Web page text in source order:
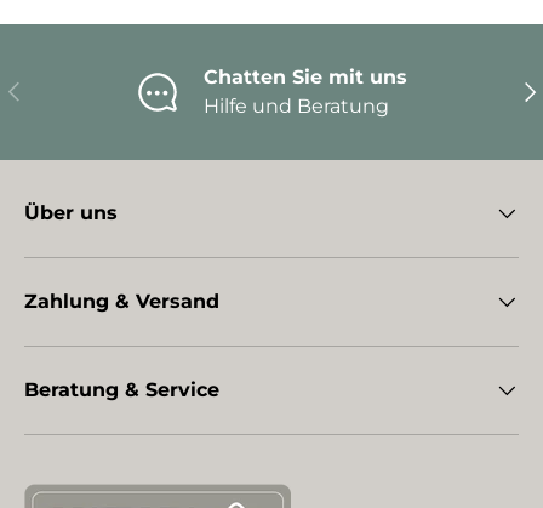
Vorherige
Chatten Sie mit uns
Hilfe und Beratung
Über uns
Zahlung & Versand
Beratung & Service